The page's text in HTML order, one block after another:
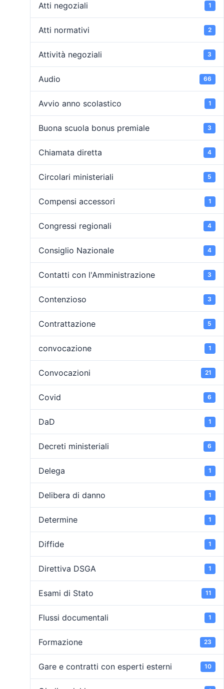
Atti negoziali 1
Atti normativi 2
Attività negoziali 3
Audio 66
Avvio anno scolastico 1
Buona scuola bonus premiale 3
Chiamata diretta 4
Circolari ministeriali 5
Compensi accessori 1
Congressi regionali 4
Consiglio Nazionale 4
Contatti con l'Amministrazione 3
Contenzioso 3
Contrattazione 5
convocazione 1
Convocazioni 21
Covid 6
DaD 1
Decreti ministeriali 6
Delega 1
Delibera di danno 1
Determine 1
Diffide 1
Direttiva DSGA 1
Esami di Stato 11
Flussi documentali 1
Formazione 23
Gare e contratti con esperti esterni 10